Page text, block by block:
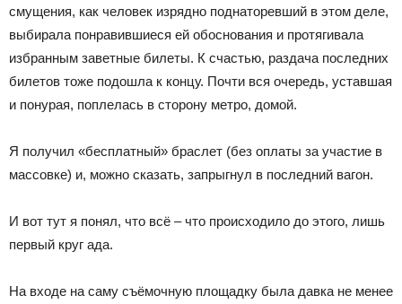
смущения, как человек изрядно поднаторевший в этом деле,
выбирала понравившиеся ей обоснования и протягивала
избранным заветные билеты. К счастью, раздача последних
билетов тоже подошла к концу. Почти вся очередь, уставшая
и понурая, поплелась в сторону метро, домой.
Я получил «бесплатный» браслет (без оплаты за участие в
массовке) и, можно сказать, запрыгнул в последний вагон.
И вот тут я понял, что всё – что происходило до этого, лишь
первый круг ада.
На входе на саму съёмочную площадку была давка не менее